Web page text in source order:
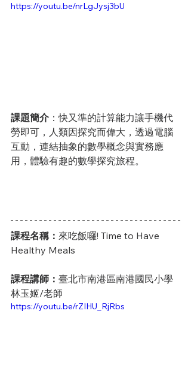
https://youtu.be/nrLgJysj3bU
課題簡介 ：快又準的計算能力讓手機代
勞即可，人類因探究而偉大，透過電腦
互動，連結抽象的數學概念與實務應
用，體驗有趣的數學探究旅程。
課程名稱： 來吃飯囉! Time to Have
Healthy Meals
課程講師： 臺北市南港區南港國民小學
林玉姬/老師
https://youtu.be/rZIHU_RjRbs